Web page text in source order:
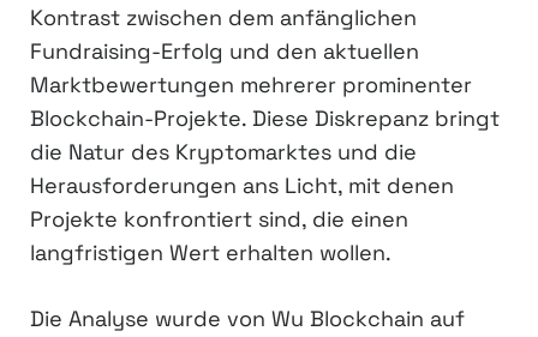
Kontrast zwischen dem anfänglichen
Fundraising-Erfolg und den aktuellen
Marktbewertungen mehrerer prominenter
Blockchain-Projekte. Diese Diskrepanz bringt
die Natur des Kryptomarktes und die
Herausforderungen ans Licht, mit denen
Projekte konfrontiert sind, die einen
langfristigen Wert erhalten wollen.
Die Analyse wurde von Wu Blockchain auf